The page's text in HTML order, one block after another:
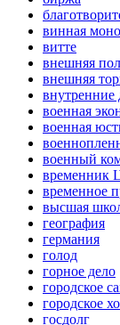
винная
витте
внешняя
внешняя
внутренние
военная
военная
военный
временное
высшая
география
германия
голод
горное дело
городское
городское
госдолг